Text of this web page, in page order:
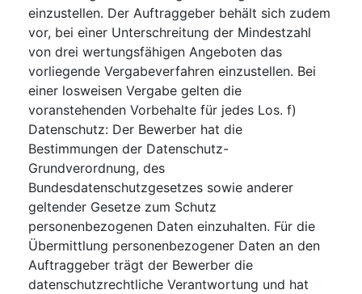
einzustellen. Der Auftraggeber behält sich zudem
vor, bei einer Unterschreitung der Mindestzahl
von drei wertungsfähigen Angeboten das
vorliegende Vergabeverfahren einzustellen. Bei
einer losweisen Vergabe gelten die
voranstehenden Vorbehalte für jedes Los. f)
Datenschutz: Der Bewerber hat die
Bestimmungen der Datenschutz-
Grundverordnung, des
Bundesdatenschutzgesetzes sowie anderer
geltender Gesetze zum Schutz
personenbezogenen Daten einzuhalten. Für die
Übermittlung personenbezogener Daten an den
Auftraggeber trägt der Bewerber die
datenschutzrechtliche Verantwortung und hat